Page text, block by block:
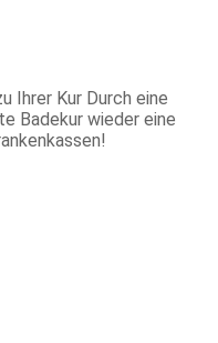
Ihrer Kur Durch eine
Badekur wieder eine